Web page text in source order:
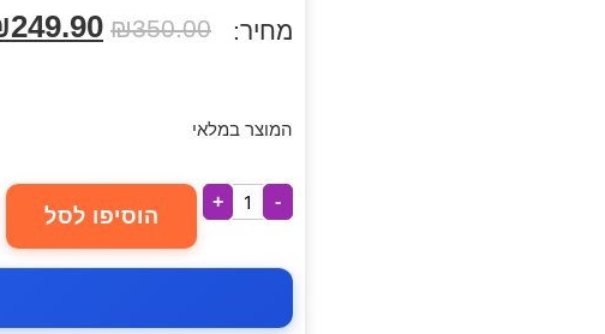
מחיר: ₪350.00
249.90
המוצר במלאי
-
+
הוסיפו לסל